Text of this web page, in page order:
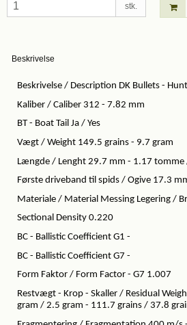
stk.
Beskrivelse
Beskrivelse / Description DK Bullets -
Kaliber / Caliber 312 - 7.82 mm
BT - Boat Tail Ja / Yes
Vægt / Weight 149.5 grains - 9.7 gram
Længde / Lenght 29.7 mm - 1.17 tomme
Første driveband til spids / Ogive 17.3
Materiale / Material Messing Legering /
Sectional Density 0.220
BC - Ballistic Coefficient G1 -
BC - Ballistic Coefficient G7 -
Form Faktor / Form Factor - G7 1.007
Restvægt - Krop - Skaller / Residual
gram / 2.5 gram - 111.7 grains / 37.8